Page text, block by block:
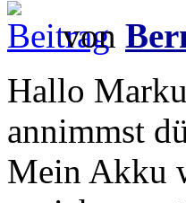
von
Hallo
annimmst
Mein Akku